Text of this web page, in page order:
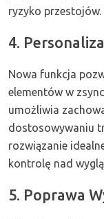
ryzyko przestojów.
4.
Nowa funkcja
elementów w
umożliwia
dostosowywaniu
rozwiązanie
kontrolę nad
5. Poprawa